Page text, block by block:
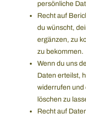
persönliche
Recht auf
du wünscht,
ergänzen, zu
zu bekommen.
Wenn du uns
Daten erteilst,
widerrufen und
löschen zu
Recht auf